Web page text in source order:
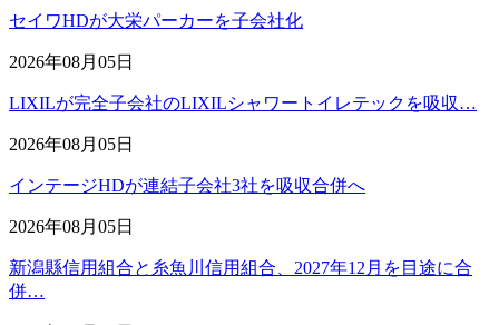
セイワHDが大栄パーカーを子会社化
2026年08月05日
LIXILが完全子会社のLIXILシャワートイレテックを吸収…
2026年08月05日
インテージHDが連結子会社3社を吸収合併へ
2026年08月05日
新潟縣信用組合と糸魚川信用組合、2027年12月を目途に合
併…